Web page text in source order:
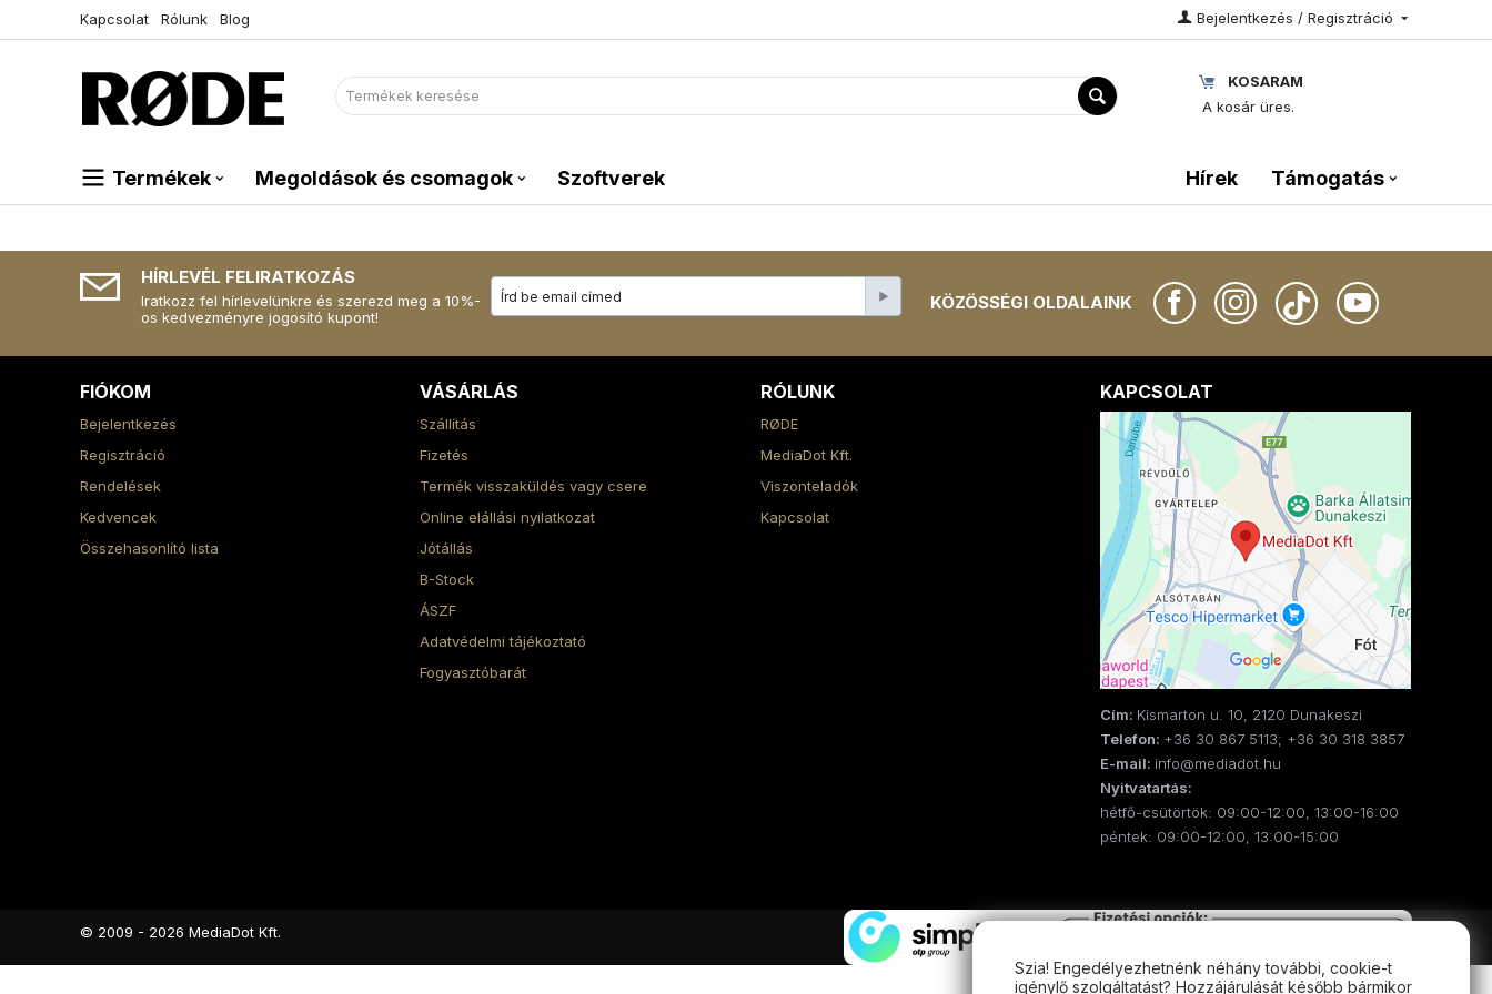
Kapcsolat Rólunk Blog Bejelentkezés / Regisztráció
KOSARAM
A kosár üres.
Termékek Megoldások és csomagok Szoftverek Támogatás
Hírek
HÍRLEVÉL FELIRATKOZÁS
Iratkozz fel hírlevelünkre és szerezd meg a 10%-
os kedvezményre jogosító kupont!
KÖZÖSSÉGI OLDALAINK
FIÓKOM
Bejelentkezés
Regisztráció
Rendelések
Kedvencek
Összehasonlító lista
VÁSÁRLÁS
Szállítás
Fizetés
Termék visszaküldés vagy csere
Online elállási nyilatkozat
Jótállás
B-Stock
ÁSZF
Adatvédelmi tájékoztató
Fogyasztóbarát
RÓLUNK
RØDE
MediaDot Kft.
Viszonteladók
Kapcsolat
KAPCSOLAT
Cím: Kismarton u. 10, 2120 Dunakeszi
Telefon: +36 30 867 5113; +36 30 318 3857
E-mail: info@mediadot.hu
Nyitvatartás:
hétfő-csütörtök: 09:00-12:00, 13:00-16:00
péntek: 09:00-12:00, 13:00-15:00
© 2009 - 2026 MediaDot Kft.
Szia! Engedélyezhetnénk néhány további, cookie-t
igénylő szolgáltatást? Hozzájárulását később bármikor